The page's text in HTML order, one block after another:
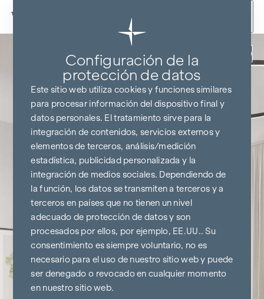
Ir al contenido
Configuración de la
protección de datos
Este sitio web utiliza cookies y funciones similares
para procesar información del dispositivo final y
datos personales. El tratamiento sirve para la
integración de contenidos, servicios externos y
elementos de terceros, análisis/medición
estadística, publicidad personalizada y la
integración de medios sociales. Dependiendo de
la función, los datos se transmiten a terceros y a
terceros en países que no tienen un nivel
adecuado de protección de datos y son
procesados por ellos, por ejemplo, EE.UU.. Su
consentimiento es siempre voluntario, no es
necesario para el uso de nuestro sitio web y puede
ser denegado o revocado en cualquier momento
en nuestro sitio web.